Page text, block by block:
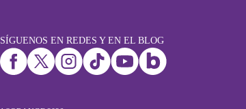
SÍGUENOS EN REDES Y EN EL BLOG